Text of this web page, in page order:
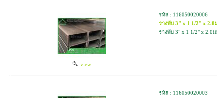
view
รหัส : 116050020006
รางพับ 3" x 1 1/2" x 2.0
รางพับ 3" x 1 1/2" x 2.0
รหัส : 116050020003